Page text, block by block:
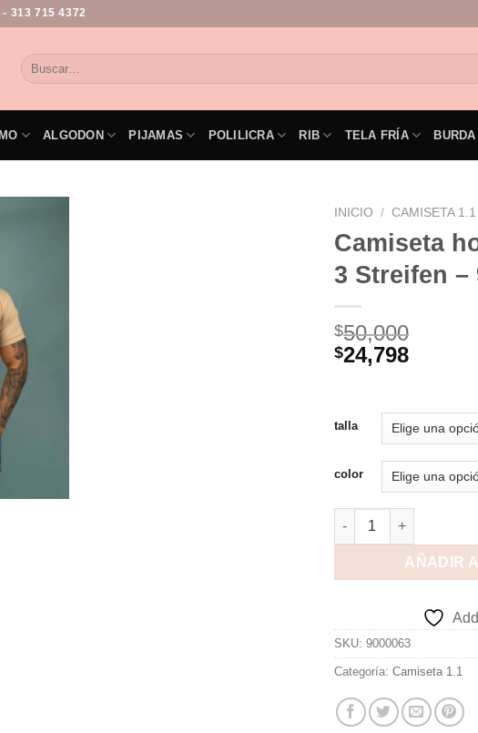
- 313 715 4372
ALGODON PIJAMAS POLILICRA RIB TELA FRÍA BURDA
INICIO / CAMISETA 1.1
Camiseta
3 Streifen –
$50,000
$24,798
talla
color
AÑADIR
SKU: 9000063
Categoría: Camiseta 1.1